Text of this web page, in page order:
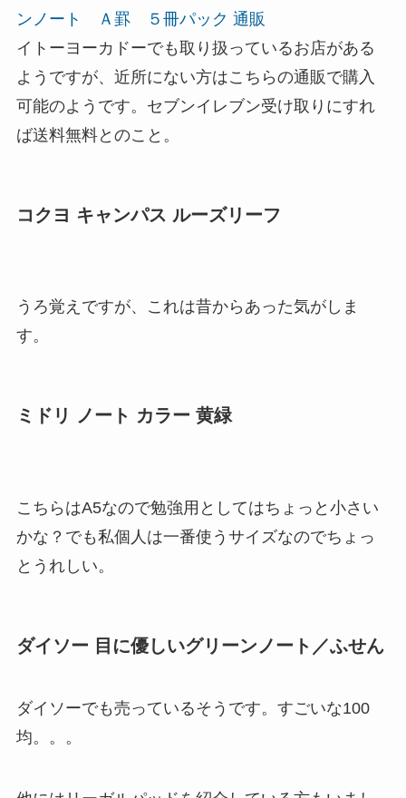
ンノート Ａ罫 ５冊パック 通販
イトーヨーカドーでも取り扱っているお店がある
ようですが、近所にない方はこちらの通販で購入
可能のようです。セブンイレブン受け取りにすれ
ば送料無料とのこと。
コクヨ キャンパス ルーズリーフ
うろ覚えですが、これは昔からあった気がしま
す。
ミドリ ノート カラー 黄緑
こちらはA5なので勉強用としてはちょっと小さい
かな？でも私個人は一番使うサイズなのでちょっ
とうれしい。
ダイソー 目に優しいグリーンノート／ふせん
ダイソーでも売っているそうです。すごいな100
均。。。